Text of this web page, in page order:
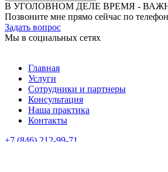
В УГОЛОВНОМ ДЕЛЕ ВРЕМЯ -
Позвоните мне прямо сейчас по
Задать вопрос
Мы в социальных сетях
Главная
Услуги
Сотрудники и партнеры
Консультация
Наша практика
Контакты
+7 (846) 212-99-71